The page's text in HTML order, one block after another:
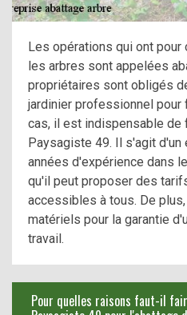
Les opérations qui ont
les arbres sont appelées
propriétaires sont obligés
jardinier professionnel pour
cas, il est indispensable de
Paysagiste 49. Il s'agit d'un
années d'expérience dans
qu'il peut proposer des
accessibles à tous. De
matériels pour la garantie
travail.
Pour quelles raisons faut-il